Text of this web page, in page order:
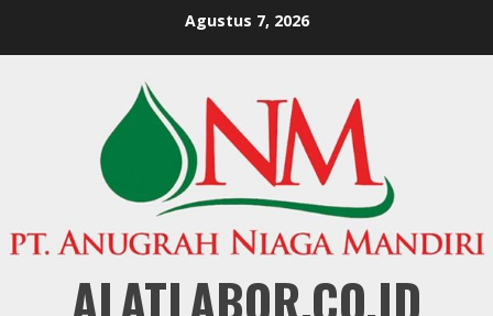
Agustus 7, 2026
ALATLABOR.CO.ID